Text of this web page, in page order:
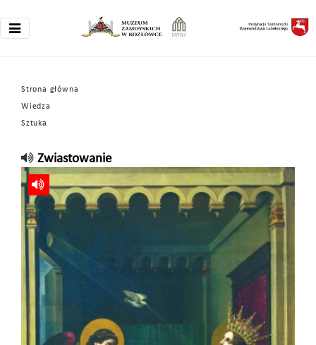
Strona główna
Wiedza
Sztuka
Zwiastowanie